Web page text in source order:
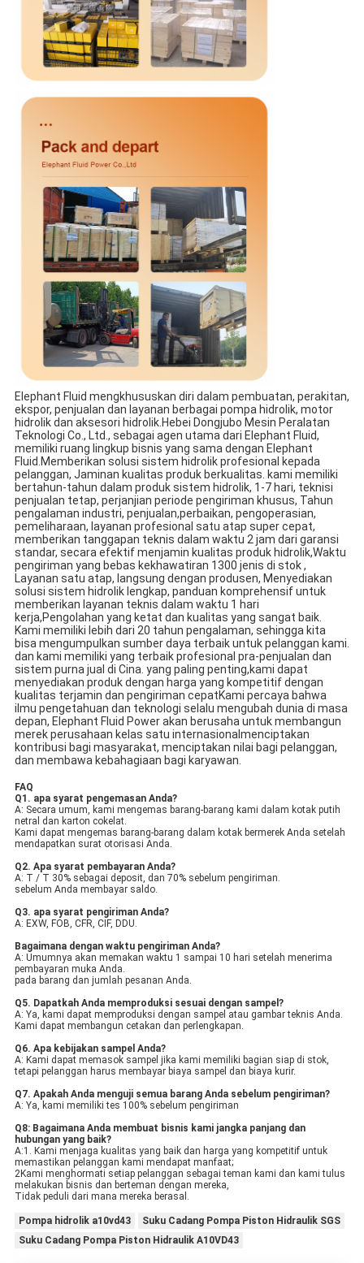
Elephant Fluid mengkhususkan diri dalam pembuatan, perakitan,
ekspor, penjualan dan layanan berbagai pompa hidrolik, motor
hidrolik dan aksesori hidrolik.Hebei Dongjubo Mesin Peralatan
Teknologi Co., Ltd., sebagai agen utama dari Elephant Fluid,
memiliki ruang lingkup bisnis yang sama dengan Elephant
Fluid.Memberikan solusi sistem hidrolik profesional kepada
pelanggan, Jaminan kualitas produk berkualitas. kami memiliki
bertahun-tahun dalam produk sistem hidrolik, 1-7 hari, teknisi
penjualan tetap, perjanjian periode pengiriman khusus, Tahun
pengalaman industri, penjualan,perbaikan, pengoperasian,
pemeliharaan, layanan profesional satu atap super cepat,
memberikan tanggapan teknis dalam waktu 2 jam dari garansi
standar, secara efektif menjamin kualitas produk hidrolik,Waktu
pengiriman yang bebas kekhawatiran 1300 jenis di stok ,
Layanan satu atap, langsung dengan produsen, Menyediakan
solusi sistem hidrolik lengkap, panduan komprehensif untuk
memberikan layanan teknis dalam waktu 1 hari
kerja,Pengolahan yang ketat dan kualitas yang sangat baik.
Kami memiliki lebih dari 20 tahun pengalaman, sehingga kita
bisa mengumpulkan sumber daya terbaik untuk pelanggan kami.
dan kami memiliki yang terbaik profesional pra-penjualan dan
sistem purna jual di Cina. yang paling penting,kami dapat
menyediakan produk dengan harga yang kompetitif dengan
kualitas terjamin dan pengiriman cepatKami percaya bahwa
ilmu pengetahuan dan teknologi selalu mengubah dunia di masa
depan, Elephant Fluid Power akan berusaha untuk membangun
merek perusahaan kelas satu internasionalmenciptakan
kontribusi bagi masyarakat, menciptakan nilai bagi pelanggan,
dan membawa kebahagiaan bagi karyawan.
FAQ
Q1. apa syarat pengemasan Anda?
A: Secara umum, kami mengemas barang-barang kami dalam kotak putih
netral dan karton cokelat.
Kami dapat mengemas barang-barang dalam kotak bermerek Anda setelah
mendapatkan surat otorisasi Anda.
Q2. Apa syarat pembayaran Anda?
A: T / T 30% sebagai deposit, dan 70% sebelum pengiriman.
sebelum Anda membayar saldo.
Q3. apa syarat pengiriman Anda?
A: EXW, FOB, CFR, CIF, DDU.
Bagaimana dengan waktu pengiriman Anda?
A: Umumnya akan memakan waktu 1 sampai 10 hari setelah menerima
pembayaran muka Anda.
pada barang dan jumlah pesanan Anda.
Q5. Dapatkah Anda memproduksi sesuai dengan sampel?
A: Ya, kami dapat memproduksi dengan sampel atau gambar teknis Anda.
Kami dapat membangun cetakan dan perlengkapan.
Q6. Apa kebijakan sampel Anda?
A: Kami dapat memasok sampel jika kami memiliki bagian siap di stok,
tetapi pelanggan harus membayar biaya sampel dan biaya kurir.
Q7. Apakah Anda menguji semua barang Anda sebelum pengiriman?
A: Ya, kami memiliki tes 100% sebelum pengiriman
Q8: Bagaimana Anda membuat bisnis kami jangka panjang dan
hubungan yang baik?
A:1. Kami menjaga kualitas yang baik dan harga yang kompetitif untuk
memastikan pelanggan kami mendapat manfaat;
2Kami menghormati setiap pelanggan sebagai teman kami dan kami tulus
melakukan bisnis dan berteman dengan mereka,
Tidak peduli dari mana mereka berasal.
Pompa hidrolik a10vd43
Suku Cadang Pompa Piston Hidraulik SGS
Suku Cadang Pompa Piston Hidraulik A10VD43